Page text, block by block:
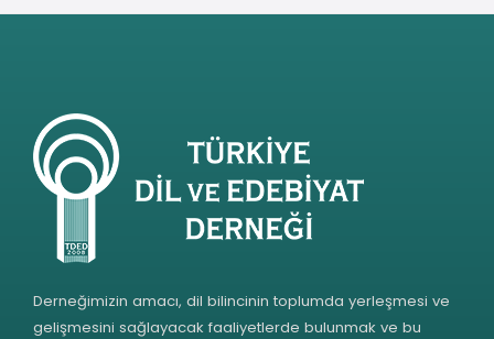
Derneğimizin amacı, dil bilincinin toplumda yerleşmesi ve
gelişmesini sağlayacak faaliyetlerde bulunmak ve bu